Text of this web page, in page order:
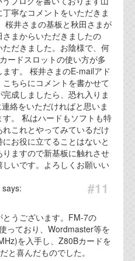
寧なコメントをいただきま
桜井さまの基板と秋田さまが
まからいただきましたの
だきました。お陰様で、何
ードスロットの使い方が多
す。 桜井さまのE-mailアド
ちらにコメントを書かせて
成しましたら、恐れ入りま
絡をいただければと思いま
。 私はハードもソフトも特
これとやってみているだけ
お役に立てることはないと
ますので新基板に触れさせ
いです。よろしくお願いい
#11
うございます。FM-7の
っており、Wordmaster等を
を入手し、Z80Bカードを
と喜んだものでした。